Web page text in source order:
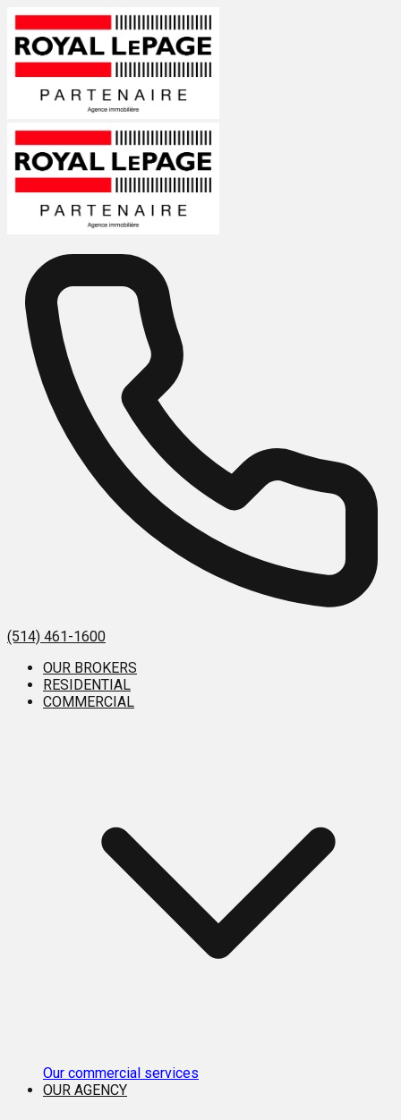
(514) 461-1600
OUR BROKERS
RESIDENTIAL
COMMERCIAL
Our commercial services
OUR AGENCY